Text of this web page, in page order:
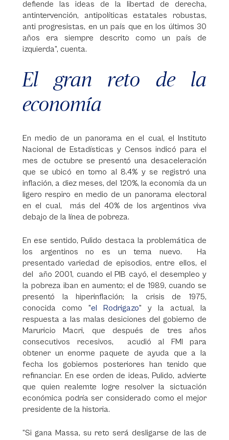
defiende las ideas de la libertad de derecha,
antintervención, antipolíticas estatales robustas,
anti progresistas, en un país que en los últimos 30
años era siempre descrito como un país de
izquierda”, cuenta.
El gran reto de la
economía
En medio de un panorama en el cual, el Instituto
Nacional de Estadísticas y Censos indicó para el
mes de octubre se presentó una desaceleración
que se ubicó en torno al 8.4% y se registró una
inflación, a diez meses, del 120%, la economía da un
ligero respiro en medio de un panorama electoral
en el cual, más del 40% de los argentinos viva
debajo de la línea de pobreza.
En ese sentido, Pulido destaca la problemática de
los argentinos no es un tema nuevo. Ha
presentado variedad de episodios, entre ellos, el
del año 2001, cuando el PIB cayó, el desempleo y
la pobreza iban en aumento; el de 1989, cuando se
presentó la hiperinflación; la crisis de 1975,
conocida como "el Rodrigazo" y la actual, la
respuesta a las malas desiciones del gobierno de
Maruricio Macri, que después de tres años
consecutivos recesivos, acudió al FMI para
obtener un enorme paquete de ayuda que a la
fecha los gobiernos posteriores han tenido que
refinanciar. En ese orden de ideas, Pulido, advierte
que quien realemte logre resolver la sictuación
económica podría ser considerado como el mejor
presidente de la historia.
“Si gana Massa, su reto será desligarse de las de